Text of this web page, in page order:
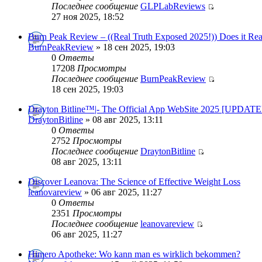
Последнее сообщение GLPLabReviews
27 ноя 2025, 18:52
Burn Peak Review – ((Real Truth Exposed 2025!)) Does it Rea
BurnPeakReview » 18 сен 2025, 19:03
0 Ответы
17208 Просмотры
Последнее сообщение BurnPeakReview
18 сен 2025, 19:03
Drayton Bitline™|- The Official App WebSite 2025
DraytonBitline » 08 авг 2025, 13:11
0 Ответы
2752 Просмотры
Последнее сообщение DraytonBitline
08 авг 2025, 13:11
Discover Leanova: The Science of Effective Weight Loss
leanovareview » 06 авг 2025, 11:27
0 Ответы
2351 Просмотры
Последнее сообщение leanovareview
06 авг 2025, 11:27
Himero Apotheke: Wo kann man es wirklich bekommen?